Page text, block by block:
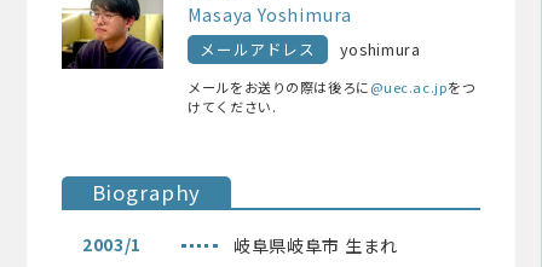
Masaya Yoshimura
メールアドレス yoshimura
メールをお送りの際は後ろに@uec.ac.jpをつ
けてください.
Biography
2003/1
岐阜県岐阜市 生まれ